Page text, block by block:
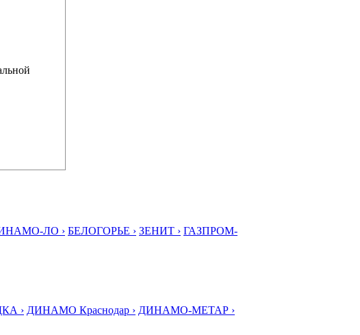
ЛО › БЕЛОГОРЬЕ › ЗЕНИТ › ГАЗПРОМ-
› ДИНАМО Краснодар › ДИНАМО-МЕТАР ›